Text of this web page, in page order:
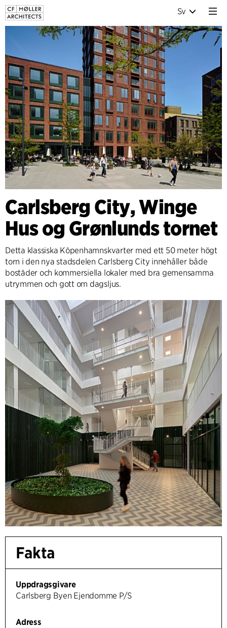
Sv
Carlsberg City, Winge
Hus og Grønlunds tornet
Detta klassiska Köpenhamnskvarter med ett 50 meter högt
torn i den nya stadsdelen Carlsberg City innehåller både
bostäder och kommersiella lokaler med bra gemensamma
utrymmen och gott om dagsljus.
Fakta
Uppdragsgivare
Carlsberg Byen Ejendomme P/S
Adress